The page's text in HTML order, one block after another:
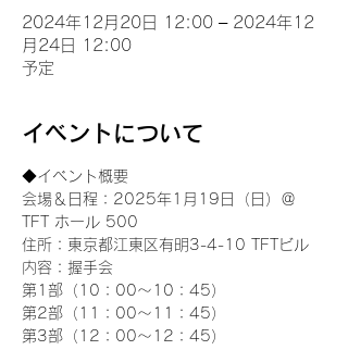
2024年12月20日 12:00 – 2024年12
月24日 12:00
予定
イベントについて
◆イベント概要
会場＆日程：2025年1月19日（日）＠
TFT ホール 500
住所：東京都江東区有明3-4-10 TFTビル
内容：握手会
第1部（10：00～10：45）
第2部（11：00～11：45）
第3部（12：00～12：45）